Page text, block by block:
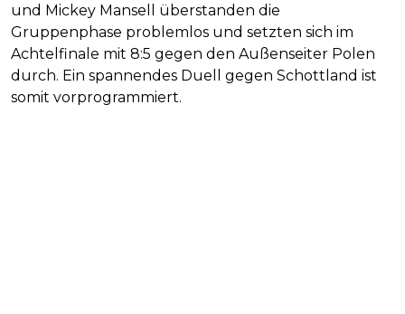
und Mickey Mansell überstanden die
Gruppenphase problemlos und setzten sich im
Achtelfinale mit 8:5 gegen den Außenseiter Polen
durch. Ein spannendes Duell gegen Schottland ist
somit vorprogrammiert.